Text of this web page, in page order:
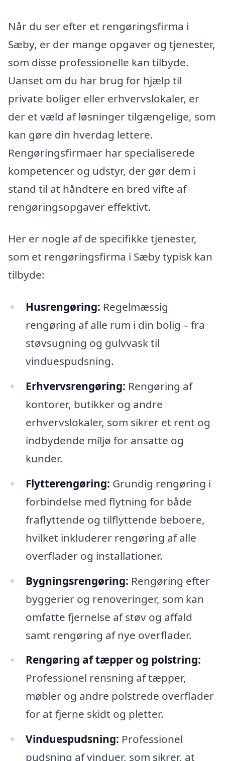
Når du ser efter et rengøringsfirma i
Sæby, er der mange opgaver og tjenester,
som disse professionelle kan tilbyde.
Uanset om du har brug for hjælp til
private boliger eller erhvervslokaler, er
der et væld af løsninger tilgængelige, som
kan gøre din hverdag lettere.
Rengøringsfirmaer har specialiserede
kompetencer og udstyr, der gør dem i
stand til at håndtere en bred vifte af
rengøringsopgaver effektivt.
Her er nogle af de specifikke tjenester,
som et rengøringsfirma i Sæby typisk kan
tilbyde:
Husrengøring: Regelmæssig
rengøring af alle rum i din bolig – fra
støvsugning og gulvvask til
vinduespudsning.
Erhvervsrengøring: Rengøring af
kontorer, butikker og andre
erhvervslokaler, som sikrer et rent og
indbydende miljø for ansatte og
kunder.
Flytterengøring: Grundig rengøring i
forbindelse med flytning for både
fraflyttende og tilflyttende beboere,
hvilket inkluderer rengøring af alle
overflader og installationer.
Bygningsrengøring: Rengøring efter
byggerier og renoveringer, som kan
omfatte fjernelse af støv og affald
samt rengøring af nye overflader.
Rengøring af tæpper og polstring:
Professionel rensning af tæpper,
møbler og andre polstrede overflader
for at fjerne skidt og pletter.
Vinduespudsning: Professionel
pudsning af vinduer, som sikrer, at